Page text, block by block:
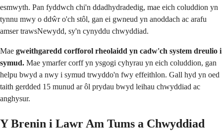
esmwyth. Pan fyddwch chi'n ddadhydradedig, mae eich coluddion yn
tynnu mwy o ddŵr o'ch stôl, gan ei gwneud yn anoddach ac arafu
amser trawsNewydd, sy'n cynyddu chwyddiad.
Mae gweithgaredd corfforol rheolaidd yn cadw'ch system dreulio i
symud. Mae ymarfer corff yn ysgogi cyhyrau yn eich coluddion, gan
helpu bwyd a nwy i symud trwyddo'n fwy effeithlon. Gall hyd yn oed
taith gerdded 15 munud ar ôl prydau bwyd leihau chwyddiad ac
anghysur.
Y Brenin i Lawr Am Tums a Chwyddiad